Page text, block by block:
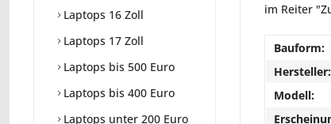
Laptops 16 Zoll
Laptops 17 Zoll
Laptops bis 500 Euro
Laptops bis 400 Euro
Laptops unter 200 Euro
im Reiter
Bauform:
Hersteller:
Modell: